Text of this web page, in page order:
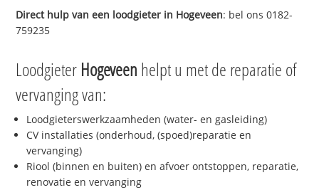
Direct hulp van een loodgieter in Hogeveen: bel ons 0182-
759235
Loodgieter Hogeveen helpt u met de reparatie of
vervanging van:
Loodgieterswerkzaamheden (water- en gasleiding)
CV installaties (onderhoud, (spoed)reparatie en
vervanging)
Riool (binnen en buiten) en afvoer ontstoppen, reparatie,
renovatie en vervanging